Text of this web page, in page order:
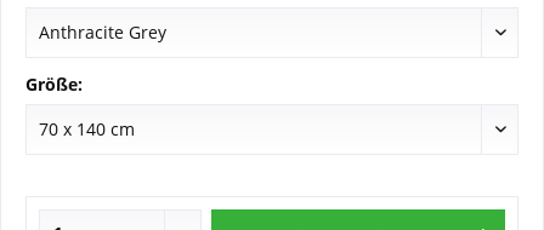
Größe: